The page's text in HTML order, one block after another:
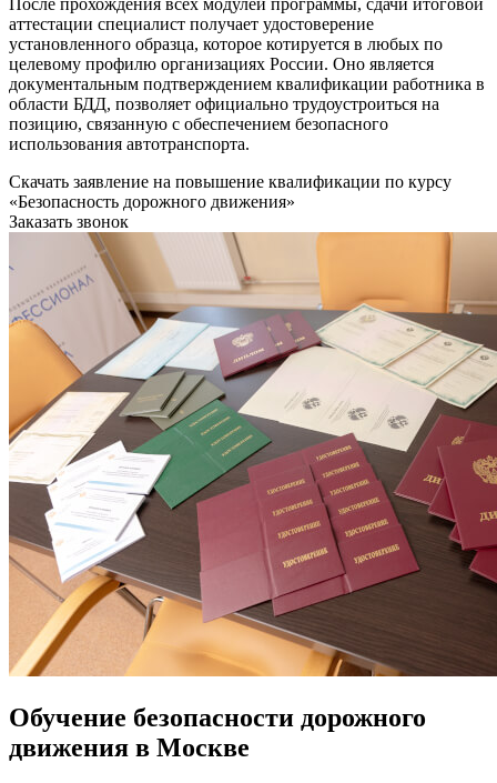
аттестации специалист получает удостоверение
установленного образца, которое котируется в любых по
целевому профилю организациях России. Оно является
документальным подтверждением квалификации работника в
области БДД, позволяет официально трудоустроиться на
позицию, связанную с обеспечением безопасного
использования автотранспорта.
Скачать заявление на повышение квалификации по курсу
«Безопасность дорожного движения»
Заказать звонок
Обучение безопасности дорожного
движения в Москве